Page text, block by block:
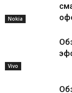
Nokia
Vivo